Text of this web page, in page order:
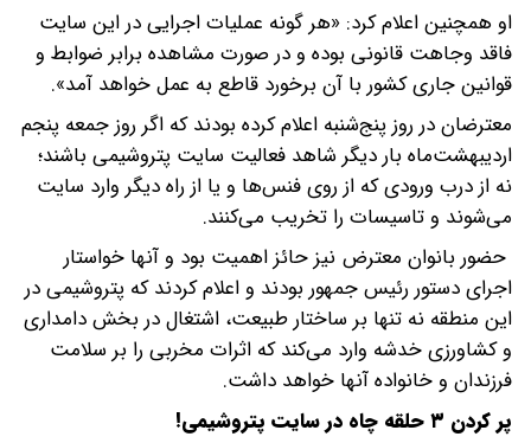
او همچنین اعلام کرد: «هر گونه عملیات اجرایی در این سایت
فاقد وجاهت قانونی بوده و در صورت مشاهده برابر ضوابط و
قوانین جاری کشور با آن برخورد قاطع به عمل خواهد آمد».
معترضان در روز پنج‌شنبه اعلام کرده بودند که اگر روز جمعه پنجم
اردیبهشت‌ماه بار دیگر شاهد فعالیت سایت پتروشیمی باشند؛
نه از درب ورودی که از روی فنس‌ها و یا از راه دیگر وارد سایت
می‌شوند و تاسیسات را تخریب می‌کنند.
حضور بانوان معترض نیز حائز اهمیت بود و آنها خواستار
اجرای دستور رئیس جمهور بودند و اعلام کردند که پتروشیمی در
این منطقه نه تنها بر ساختار طبیعت، اشتغال در بخش دامداری
و کشاورزی خدشه وارد می‌کند که اثرات مخربی را بر سلامت
فرزندان و خانواده آنها خواهد داشت.
پر کردن ۳ حلقه چاه در سایت پتروشیمی!